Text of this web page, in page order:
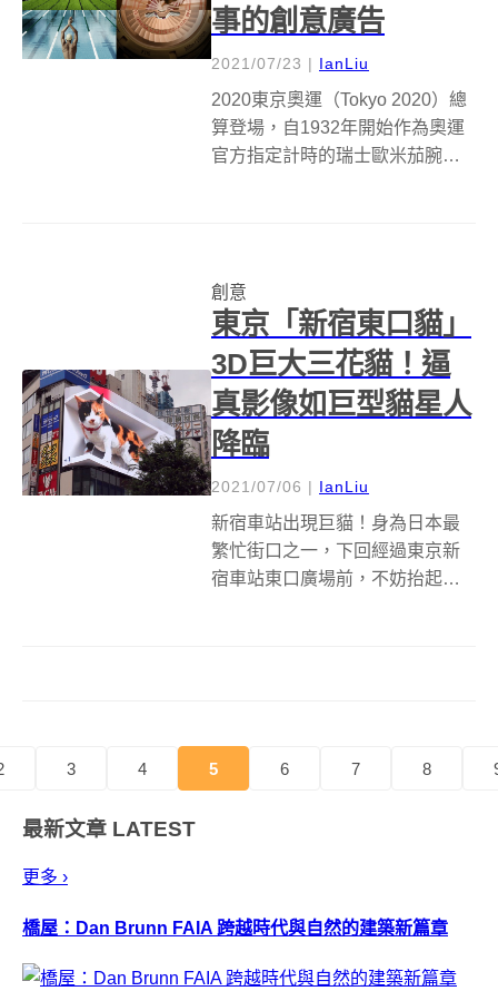
事的創意廣告
2021/07/23 | IanLiu
2020東京奧運（Tokyo 2020）總
算登場，自1932年開始作為奧運
官方指定計時的瑞士歐米茄腕錶
創意
東京「新宿東口貓」
3D巨大三花貓！逼
真影像如巨型貓星人
降臨
2021/07/06 | IanLiu
新宿車站出現巨貓！身為日本最
繁忙街口之一，下回經過東京新
宿車站東口廣場前，不妨抬起頭
新的互動廣告看...
3 4 5 6 7 8
最新文章 LATEST
更多 ›
橋屋：Dan Brunn FAIA 跨越時代與自然的建築新篇章